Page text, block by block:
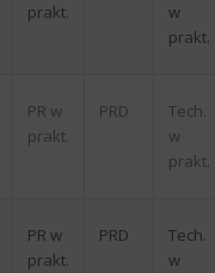
prakt.
w
prakt.
PR w
prakt.
PRD
Tech.
w
prakt.
PR w
prakt.
PRD
Tech.
w